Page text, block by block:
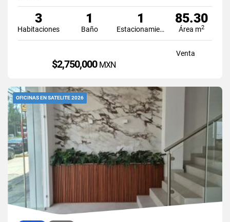
3
Habitaciones
1
Baño
1
Estacionamiento
85.30
Área m2
Venta
$2,750,000 MXN
OFICINAS EN SATELITE 2026